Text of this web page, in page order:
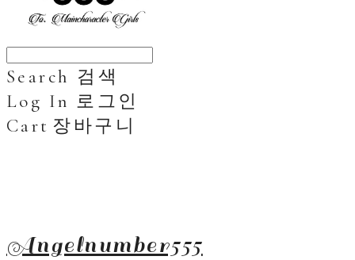
Search 검색
Log In 로그인
Cart 장바구니
Angelnumber555